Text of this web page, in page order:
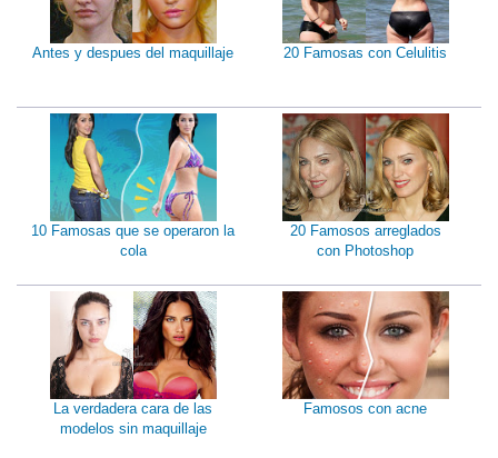
Antes y despues del maquillaje 20 Famosas con Celulitis
10 Famosas que se operaron la
cola
20 Famosos arreglados
con Photoshop
La verdadera cara de las
modelos sin maquillaje
Famosos con acne